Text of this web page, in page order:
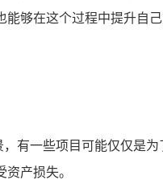
够在这个过程中提升自
有一些项目可能仅仅是
产损失。